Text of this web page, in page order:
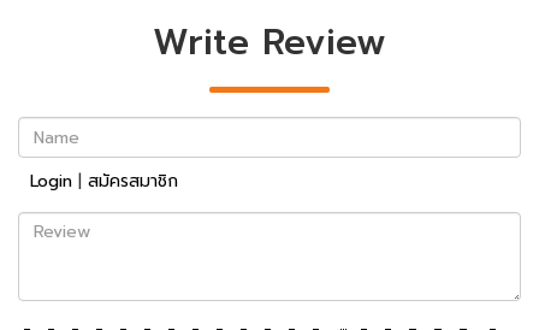
Write Review
Name
Login | สมัครสมาชิก
Review